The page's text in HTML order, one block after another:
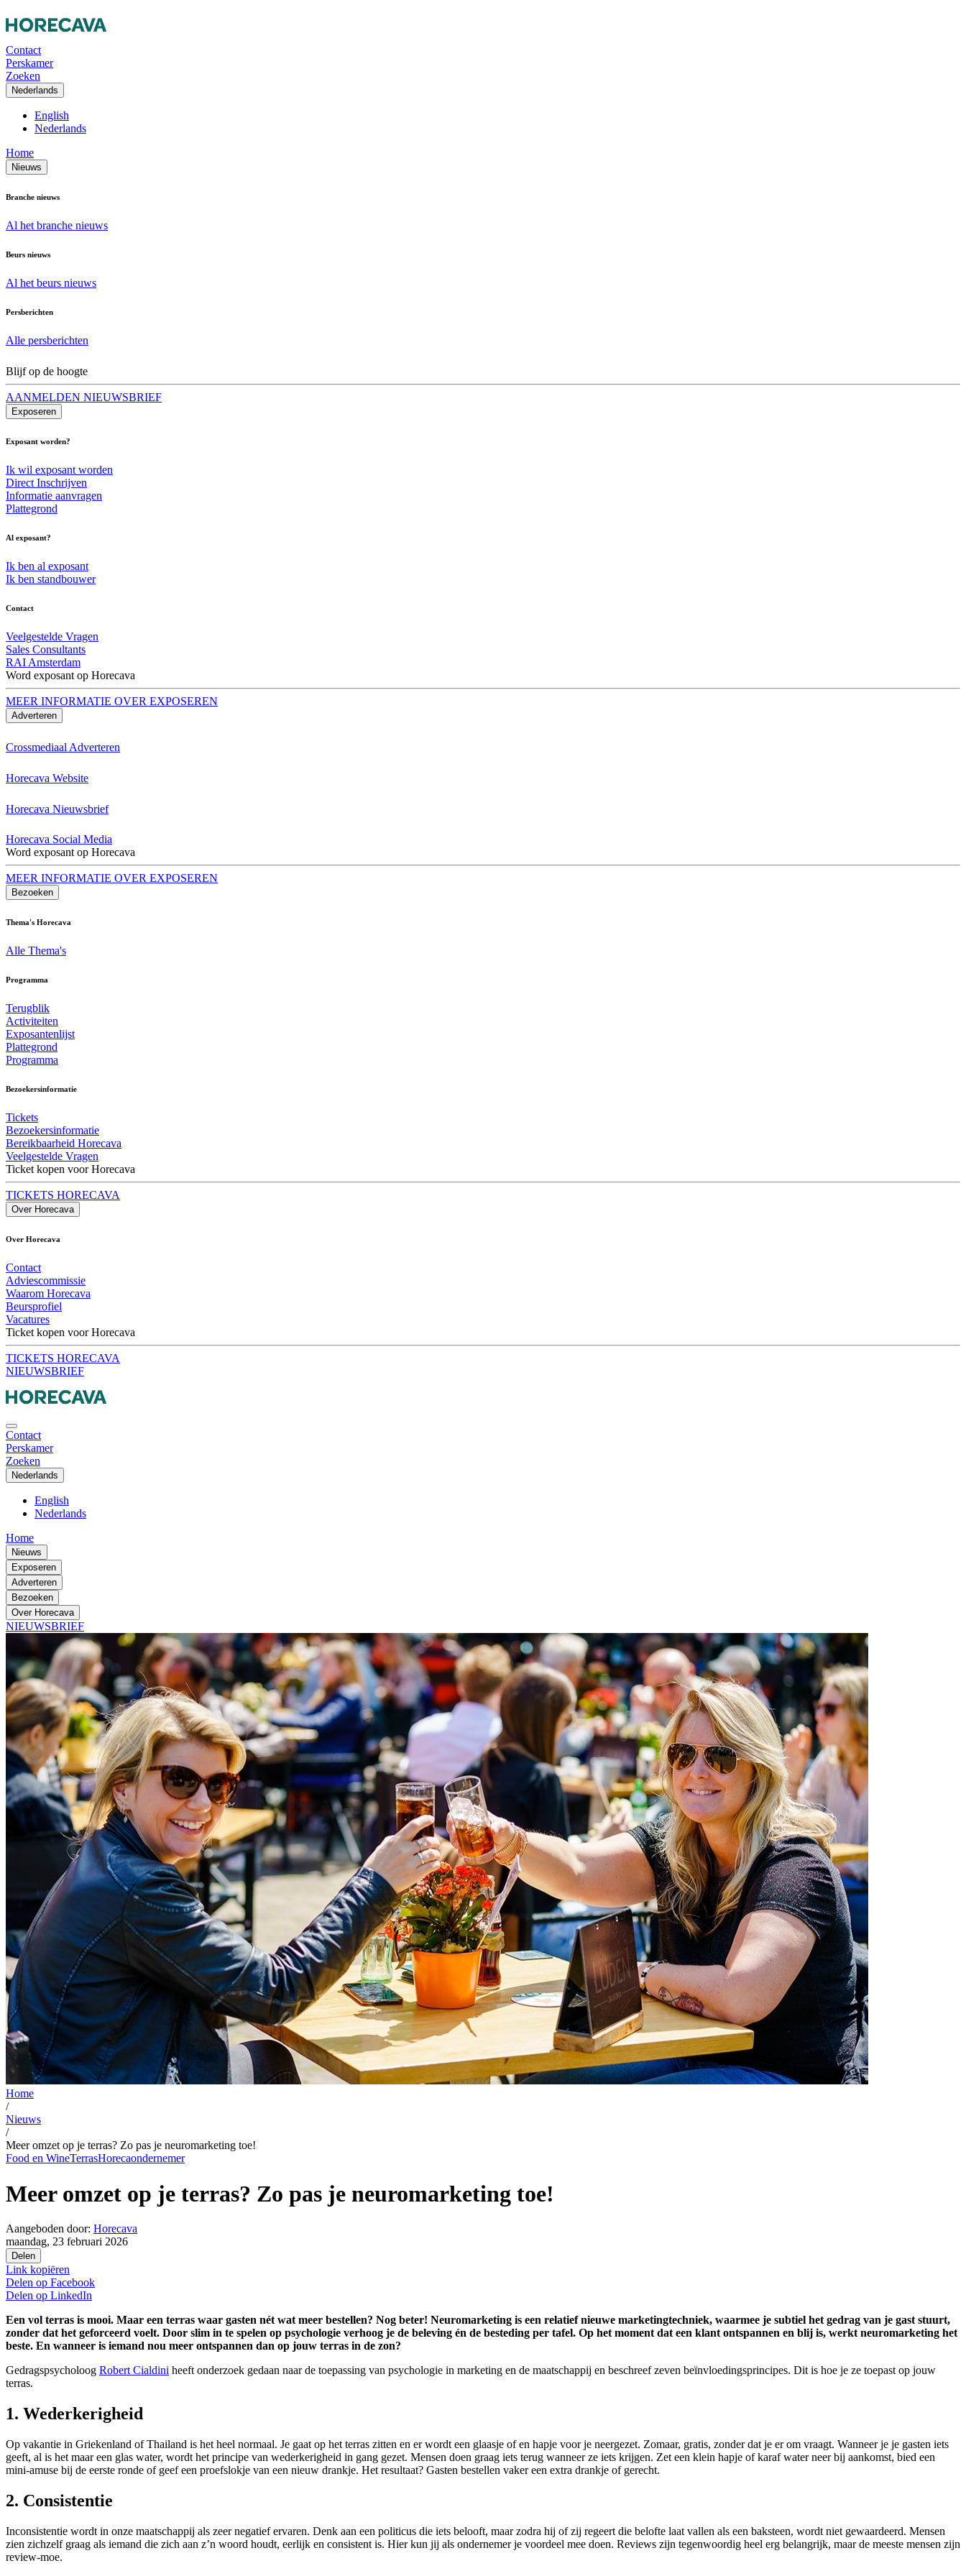
Contact
Perskamer
Zoeken
Nederlands
English
Nederlands
Home
Nieuws
Branche nieuws
Al het branche nieuws
Beurs nieuws
Al het beurs nieuws
Persberichten
Alle persberichten
Blijf op de hoogte
AANMELDEN NIEUWSBRIEF
Exposeren
Exposant worden?
Ik wil exposant worden
Direct Inschrijven
Informatie aanvragen
Plattegrond
Al exposant?
Ik ben al exposant
Ik ben standbouwer
Contact
Veelgestelde Vragen
Sales Consultants
RAI Amsterdam
Word exposant op Horecava
MEER INFORMATIE OVER EXPOSEREN
Adverteren
Crossmediaal Adverteren
Horecava Website
Horecava Nieuwsbrief
Horecava Social Media
Word exposant op Horecava
MEER INFORMATIE OVER EXPOSEREN
Bezoeken
Thema's Horecava
Alle Thema's
Programma
Terugblik
Activiteiten
Exposantenlijst
Plattegrond
Programma
Bezoekersinformatie
Tickets
Bezoekersinformatie
Bereikbaarheid Horecava
Veelgestelde Vragen
Ticket kopen voor Horecava
TICKETS HORECAVA
Over Horecava
Over Horecava
Contact
Adviescommissie
Waarom Horecava
Beursprofiel
Vacatures
Ticket kopen voor Horecava
TICKETS HORECAVA
NIEUWSBRIEF
Contact
Perskamer
Zoeken
Nederlands
English
Nederlands
Home
Nieuws
Exposeren
Adverteren
Bezoeken
Over Horecava
NIEUWSBRIEF
Home
/
Nieuws
/
Meer omzet op je terras? Zo pas je neuromarketing toe!
Food en WineTerrasHorecaondernemer
Meer omzet op je terras? Zo pas je neuromarketing toe!
Aangeboden door: Horecava
maandag, 23 februari 2026
Delen
Link kopiëren
Delen op Facebook
Delen op LinkedIn
Een vol terras is mooi. Maar een terras waar gasten nét wat meer bestellen? Nog beter! Neuromarketing is een relatief nieuwe marketingtechniek, waarmee je subtiel het gedrag van je gast stuurt,
zonder dat het geforceerd voelt. Door slim in te spelen op psychologie verhoog je de beleving én de besteding per tafel. Op het moment dat een klant ontspannen en blij is, werkt neuromarketing het
beste. En wanneer is iemand nou meer ontspannen dan op jouw terras in de zon?
Gedragspsycholoog Robert Cialdini heeft onderzoek gedaan naar de toepassing van psychologie in marketing en de maatschappij en beschreef zeven beïnvloedingsprincipes. Dit is hoe je ze toepast op jouw
terras.
1. Wederkerigheid
Op vakantie in Griekenland of Thailand is het heel normaal. Je gaat op het terras zitten en er wordt een glaasje of en hapje voor je neergezet. Zomaar, gratis, zonder dat je er om vraagt. Wanneer je je gasten iets
geeft, al is het maar een glas water, wordt het principe van wederkerigheid in gang gezet. Mensen doen graag iets terug wanneer ze iets krijgen. Zet een klein hapje of karaf water neer bij aankomst, bied een
mini-amuse bij de eerste ronde of geef een proefslokje van een nieuw drankje. Het resultaat? Gasten bestellen vaker een extra drankje of gerecht.
2. Consistentie
Inconsistentie wordt in onze maatschappij als zeer negatief ervaren. Denk aan een politicus die iets belooft, maar zodra hij of zij regeert die belofte laat vallen als een baksteen, wordt niet gewaardeerd. Mensen
zien zichzelf graag als iemand die zich aan z’n woord houdt, eerlijk en consistent is. Hier kun jij als ondernemer je voordeel mee doen. Reviews zijn tegenwoordig heel erg belangrijk, maar de meeste mensen zijn
review-moe.